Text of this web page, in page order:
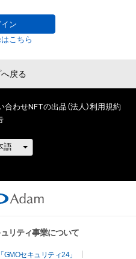
ン
こちら
へ戻る
合わせNFTの出品（法人）利用規約
リティ事業について
セキュリティ24」